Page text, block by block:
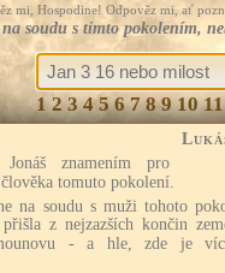
mi, Hospodine! Odpověz mi, ať
soudu s tímto pokolením,
1 2 3 4 5 6 7 8 9 10 11
znamením pro
tomuto pokolení.
na soudu s muži tohoto
z nejzazších končin
- a hle, zde je